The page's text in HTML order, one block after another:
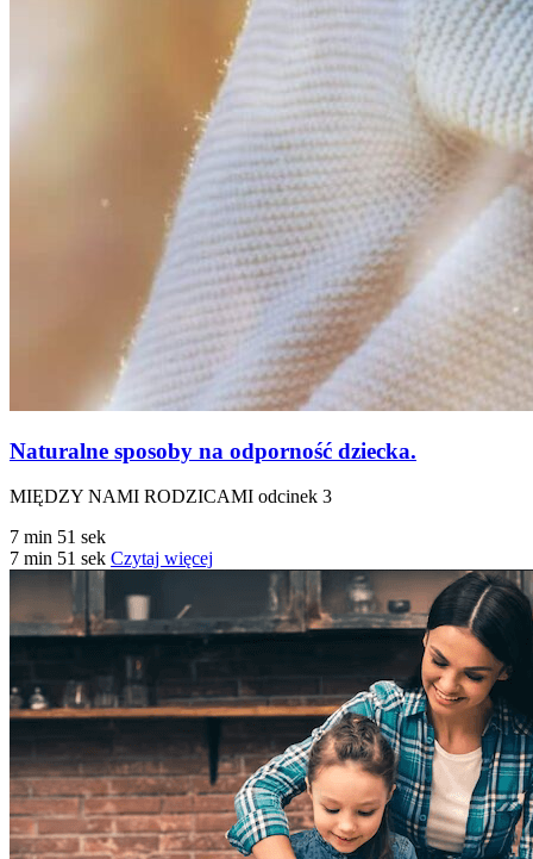
Naturalne sposoby na odporność dziecka.
MIĘDZY NAMI RODZICAMI odcinek 3
7 min 51 sek
7 min 51 sek Czytaj więcej